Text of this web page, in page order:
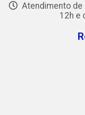
Atendimento de
12h e